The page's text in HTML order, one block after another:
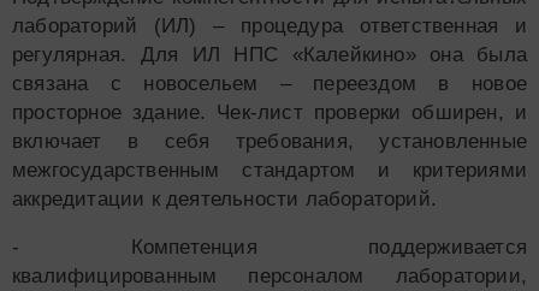
лабораторий (ИЛ) – процедура ответственная и
регулярная. Для ИЛ НПС «Калейкино» она была
связана с новосельем – переездом в новое
просторное здание. Чек-лист проверки обширен, и
включает в себя требования, установленные
межгосударственным стандартом и критериями
аккредитации к деятельности лабораторий.
- Компетенция поддерживается
квалифицированным персоналом лаборатории,